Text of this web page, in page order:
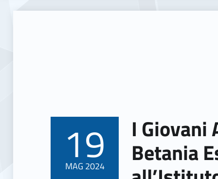
I
Betania
POSTED ON:
19
MAG 2024